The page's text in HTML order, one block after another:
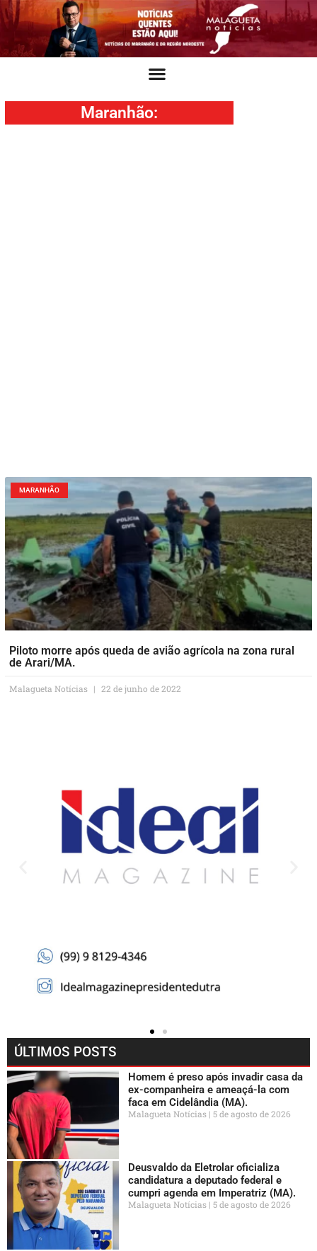
Maranhão:
MARANHÃO
Piloto morre após queda de avião agrícola na zona rural
de Arari/MA.
Malagueta Notícias 22 de junho de 2022
ÚLTIMOS POSTS
Homem é preso após invadir casa da
ex-companheira e ameaçá-la com
faca em Cidelândia (MA).
Malagueta Notícias 5 de agosto de 2026
Deusvaldo da Eletrolar oficializa
candidatura a deputado federal e
cumpri agenda em Imperatriz (MA).
Malagueta Notícias 5 de agosto de 2026